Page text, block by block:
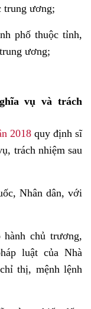
trung ương;
phố thuộc tỉnh,
ương;
vụ và trách
2018quy định sĩ
trách nhiệm sau
Nhân dân, với
chủ trương,
luật của Nhà
thị, mệnh lệnh